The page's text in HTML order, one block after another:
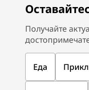
Получайте
Еда